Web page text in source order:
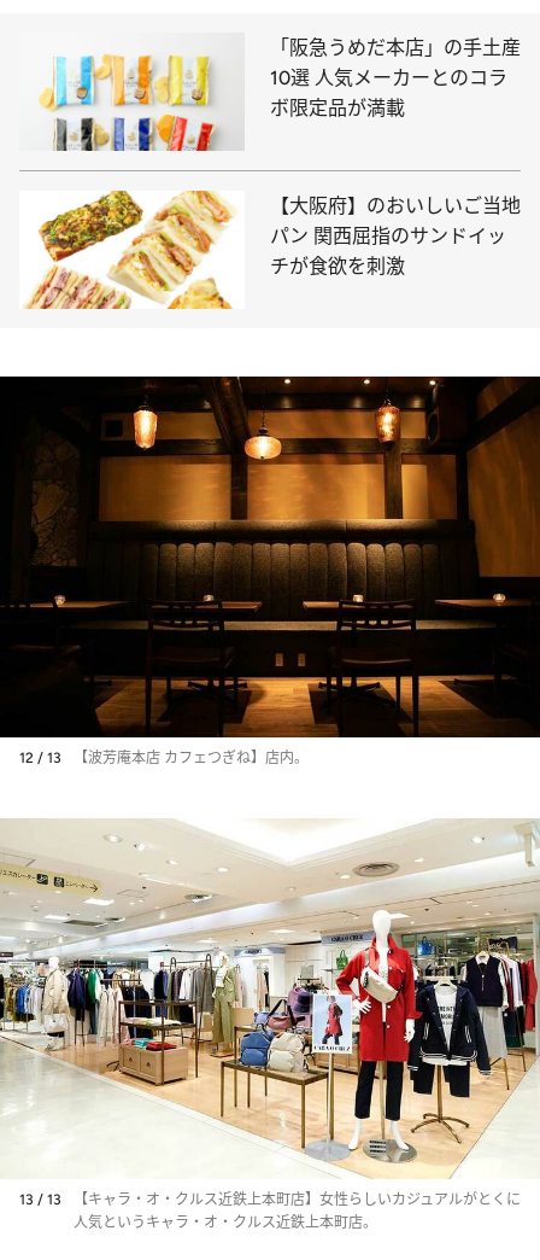
「阪急うめだ本店」の手土産
10選 人気メーカーとのコラ
ボ限定品が満載
【大阪府】のおいしいご当地
パン 関西屈指のサンドイッ
チが食欲を刺激
12 / 13 【波芳庵本店 カフェつぎね】店内。
13 / 13
【キャラ・オ・クルス近鉄上本町店】女性らしいカジュアルがとくに
人気というキャラ・オ・クルス近鉄上本町店。